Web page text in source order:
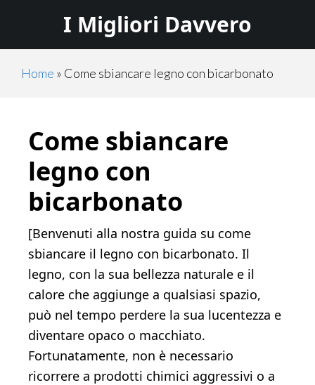
main
content
primary
sidebar
I Migliori Davvero
Home » Come sbiancare legno con bicarbonato
Come sbiancare
legno con
bicarbonato
[Benvenuti alla nostra guida su come
sbiancare il legno con bicarbonato. Il
legno, con la sua bellezza naturale e il
calore che aggiunge a qualsiasi spazio,
può nel tempo perdere la sua lucentezza e
diventare opaco o macchiato.
Fortunatamente, non è necessario
ricorrere a prodotti chimici aggressivi o a